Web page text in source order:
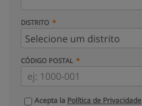
DISTRITO
CÓDIGO POSTAL
Acepta la Política de Privacidade